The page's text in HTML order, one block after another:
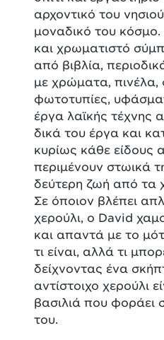
αρχοντικό του
μοναδικό του
και χρωματιστό
από βιβλία,
με χρώματα, πινέλα,
φωτοτυπίες,
έργα λαϊκής τέχνης
δικά του έργα και
κυρίως κάθε είδους
περιμένουν στωικά
δεύτερη ζωή από τα
Σε όποιον βλέπει
χερούλι, ο David
και απαντά με το
τι είναι, αλλά τι
δείχνοντας ένα
αντίστοιχο χερούλι
βασιλιά που φοράει
του.